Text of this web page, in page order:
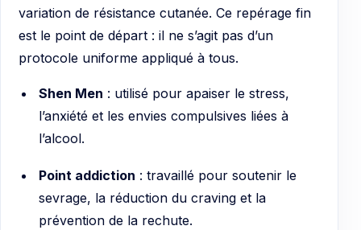
variation de résistance cutanée. Ce repérage fin
est le point de départ : il ne s’agit pas d’un
protocole uniforme appliqué à tous.
Shen Men : utilisé pour apaiser le stress,
l’anxiété et les envies compulsives liées à
l’alcool.
Point addiction : travaillé pour soutenir le
sevrage, la réduction du craving et la
prévention de la rechute.